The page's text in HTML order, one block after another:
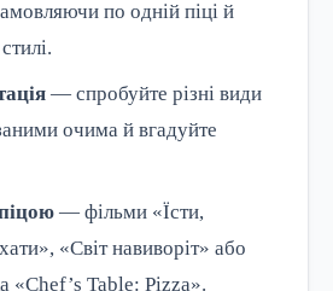
по одній піці й
— спробуйте різні види
очима й вгадуйте
— фільми «Їсти,
«Світ навиворіт» або
«Chef’s Table: Pizza».